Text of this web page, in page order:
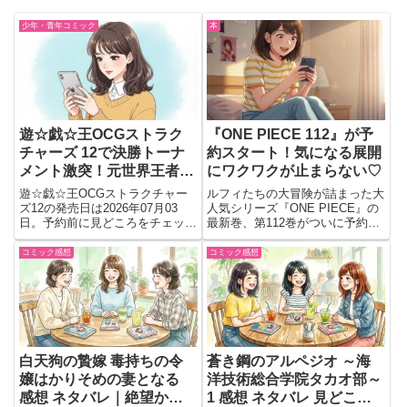
少年・青年コミック
遊☆戯☆王OCGストラク
チャーズ 12で決勝トーナ
メント激突！元世界王者と
の勝負はどうなる？
遊☆戯☆王OCGストラクチャー
ズ12の発売日は2026年07月03
日。予約前に見どころをチェッ
ク。決勝トーナメントや元世界王
者との対戦など大会編の重要な展
開を紹介。
本
『ONE PIECE 112』が予
約スタート！気になる展開
にワクワクが止まらない♡
ルフィたちの大冒険が詰まった大
人気シリーズ『ONE PIECE』の
最新巻、第112巻がついに予約開
始されたよ！発売日は2025年7月
4日。今回も絶対に見逃せない展
開が待ってるみたいで、ファンな
ら心の準備をしておいたほうがい
いかも…!? エル...
コミック感想
白天狗の贄嫁 毒持ちの令
嬢はかりそめの妻となる
感想 ネタバレ｜絶望から
コミック感想
蒼き鋼のアルペジオ ～海
洋技術総合学院タカオ部～
1 感想 ネタバレ 見どころ